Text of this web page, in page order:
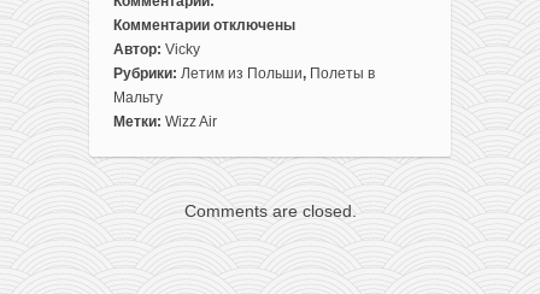
Комментарии
к
записи
Прямые
рейсы
Варшавы
Мальту
всего
за
отключены
Автор: Vicky
Рубрики: Летим из Польши, Полеты в
Мальту
Метки: Wizz Air
Comments are closed.